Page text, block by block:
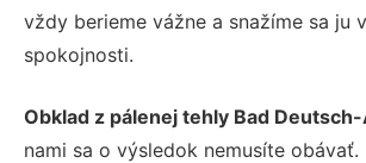
vždy berieme vážne a snažíme sa ju
spokojnosti.
Obklad z pálenej tehly Bad
nami sa o výsledok nemusíte obávať.